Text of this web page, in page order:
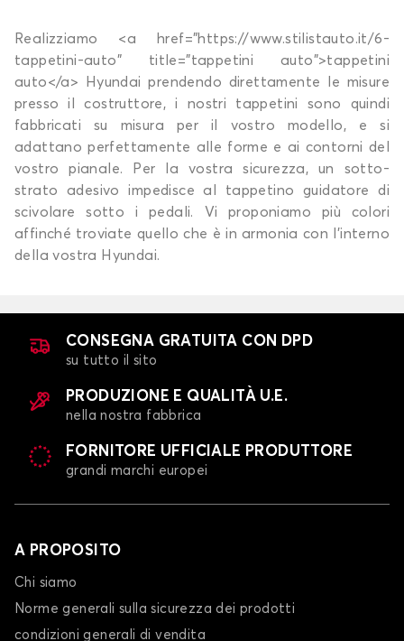
Tappetini per HYUNDAI BAYON
COUPE
Tappetini per HYUNDAI COUPE
Tappetini per HYUNDAI FX COUPE
Realizziamo <a href="https://www.stilistauto.it/6-
tappetini-auto" title="tappetini auto">tappetini
auto</a> Hyundai prendendo direttamente le misure
presso il costruttore, i nostri tappetini sono quindi
fabbricati su misura per il vostro modello, e si
adattano perfettamente alle forme e ai contorni del
vostro pianale. Per la vostra sicurezza, un sotto-
strato adesivo impedisce al tappetino guidatore di
scivolare sotto i pedali. Vi proponiamo più colori
affinché troviate quello che è in armonia con l'interno
della vostra Hyundai.
CONSEGNA GRATUITA CON DPD
su tutto il sito
PRODUZIONE E QUALITÀ U.E.
nella nostra fabbrica
FORNITORE UFFICIALE PRODUTTORE
grandi marchi europei
A PROPOSITO
Chi siamo
Norme generali sulla sicurezza dei prodotti
condizioni generali di vendita